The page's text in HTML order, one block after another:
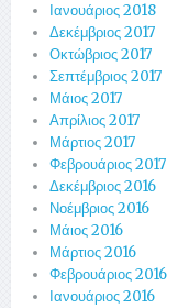
Ιανουάριος 2018
Δεκέμβριος 2017
Οκτώβριος 2017
Σεπτέμβριος 2017
Μάιος 2017
Απρίλιος 2017
Μάρτιος 2017
Φεβρουάριος 2017
Δεκέμβριος 2016
Νοέμβριος 2016
Μάιος 2016
Μάρτιος 2016
Φεβρουάριος 2016
Ιανουάριος 2016